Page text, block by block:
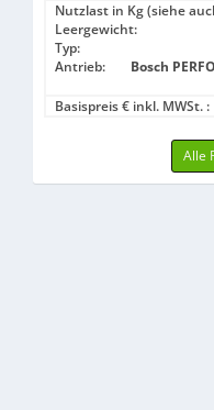
Nutzlast in Kg (siehe
Leergewicht:
Typ:
Antrieb:
Bosch
Basispreis € inkl. MWSt. :
Alle